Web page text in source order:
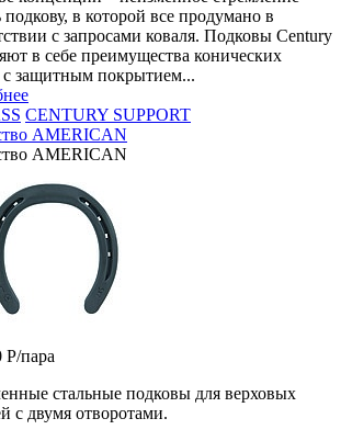
подкову, в которой все продумано в
с запросами коваля. Подковы Century
в себе преимущества конических
с защитным покрытием...
CENTURY SUPPORT
AMERICAN
AMERICAN
P/пара
стальные подковы для верховых
с двумя отворотами.